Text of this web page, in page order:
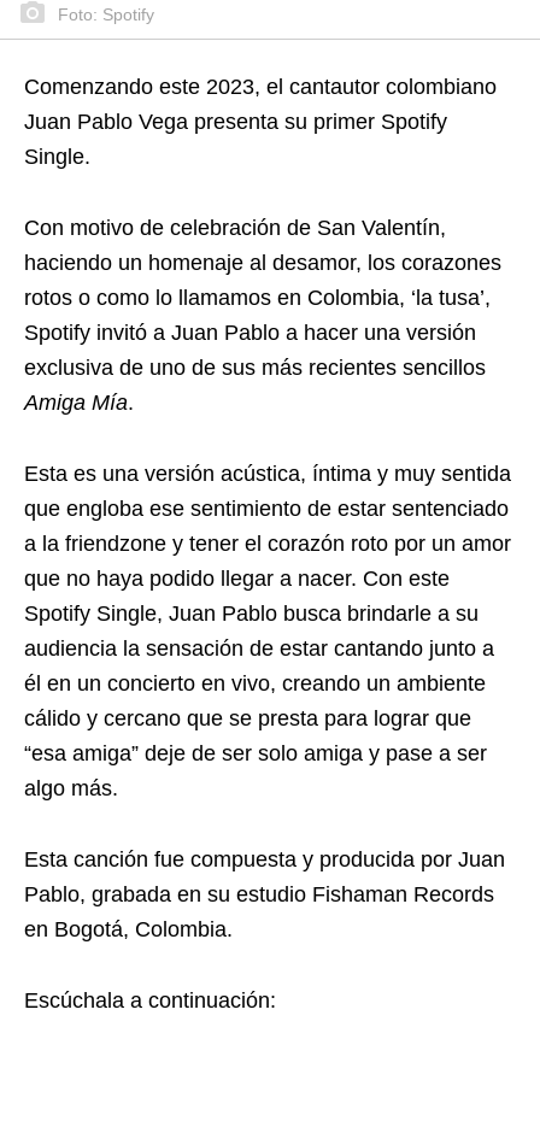
Foto: Spotify
Comenzando este 2023, el cantautor colombiano
Juan Pablo Vega presenta su primer Spotify
Single.
Con motivo de celebración de San Valentín,
haciendo un homenaje al desamor, los corazones
rotos o como lo llamamos en Colombia, ‘la tusa’,
Spotify invitó a Juan Pablo a hacer una versión
exclusiva de uno de sus más recientes sencillos
Amiga Mía.
Esta es una versión acústica, íntima y muy sentida
que engloba ese sentimiento de estar sentenciado
a la friendzone y tener el corazón roto por un amor
que no haya podido llegar a nacer. Con este
Spotify Single, Juan Pablo busca brindarle a su
audiencia la sensación de estar cantando junto a
él en un concierto en vivo, creando un ambiente
cálido y cercano que se presta para lograr que
“esa amiga” deje de ser solo amiga y pase a ser
algo más.
Esta canción fue compuesta y producida por Juan
Pablo, grabada en su estudio Fishaman Records
en Bogotá, Colombia.
Escúchala a continuación: